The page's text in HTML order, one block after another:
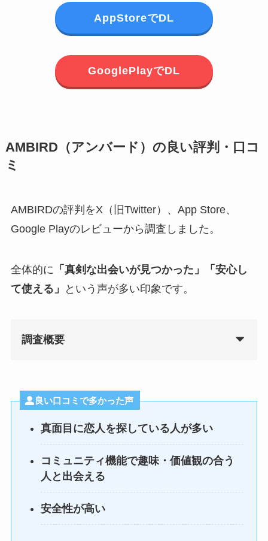
AppStoreでDL
GooglePlayでDL
AMBIRD（アンバード）の良い評判・口コ
ミ
AMBIRDの評判をX（旧Twitter）、App Store、
Google Playのレビューから調査しました。
全体的に 「真剣な出会いが見つかった」「安心し
て使える」
という声が多い印象です。
調査概要
良い口コミで多かった声
真面目に恋人を探している人が多い
コミュニティ機能で趣味・価値観の合う
人と出会える
安全性が高い